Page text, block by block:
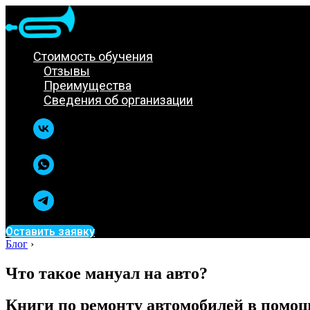
Стоимость обучения
Отзывы
Преимущества
Сведения об организации
Оставить заявку
Блог ›
Что такое мануал на авто?
Книги по ремонту автомобилей в